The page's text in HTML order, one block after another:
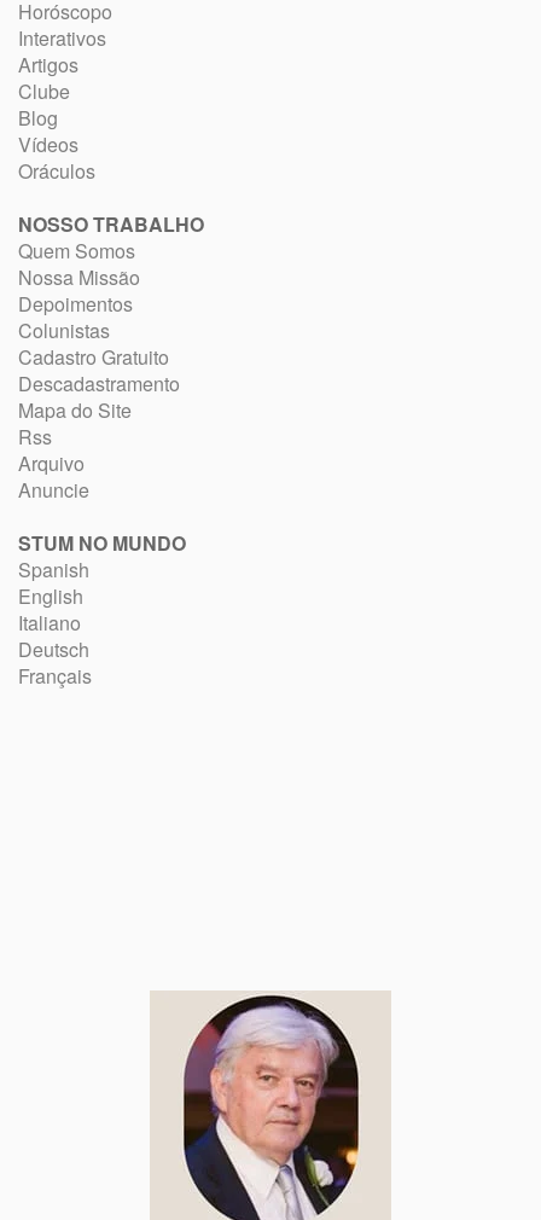
Horóscopo
Interativos
Artigos
Clube
Blog
Vídeos
Oráculos
NOSSO TRABALHO
Quem Somos
Nossa Missão
Depoimentos
Colunistas
Cadastro Gratuito
Descadastramento
Mapa do Site
Rss
Arquivo
Anuncie
STUM NO MUNDO
Spanish
English
Italiano
Deutsch
Français